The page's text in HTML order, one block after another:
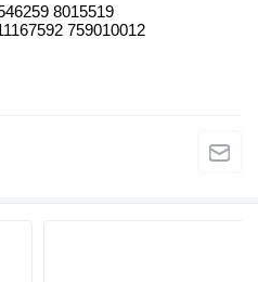
8015519
759010012